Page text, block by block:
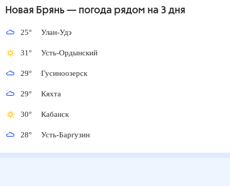
Новая Брянь — погода рядом на 3 дня
25° Улан-Удэ
31° Усть-Ордынский
29° Гусиноозерск
29° Кяхта
30° Кабанск
28° Усть-Баргузин